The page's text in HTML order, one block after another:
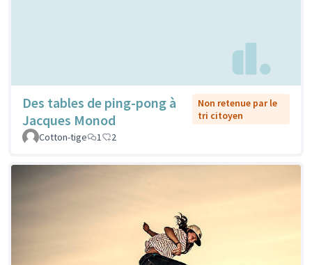
Des tables de ping-pong à
Jacques Monod
Non retenue par le
tri citoyen
Cotton-tige
1 2